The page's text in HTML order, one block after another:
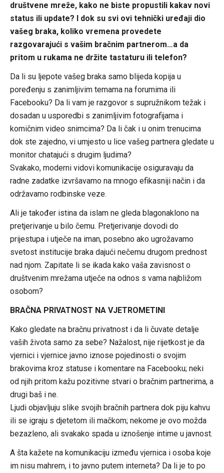
društvene mreže, kako ne biste propustili kakav novi
status ili update? I dok su svi ovi tehnički uređaji dio
vašeg braka, koliko vremena provedete
razgovarajući s vašim bračnim partnerom…a da
pritom u rukama ne držite tastaturu ili telefon?
Da li su ljepote vašeg braka samo blijeda kopija u
poređenju s zanimljivim temama na forumima ili
Facebooku? Da li vam je razgovor s supružnikom težak i
dosadan u usporedbi s zanimljivim fotografijama i
komičnim video snimcima? Da li čak i u onim trenucima
dok ste zajedno, vi umjesto u lice vašeg partnera gledate u
monitor chatajući s drugim ljudima?
Svakako, moderni vidovi komunikacije osiguravaju da
radne zadatke izvršavamo na mnogo efikasniji način i da
održavamo rodbinske veze.
Ali je također istina da islam ne gleda blagonaklono na
pretjerivanje u bilo čemu. Pretjerivanje dovodi do
prijestupa i utječe na iman, posebno ako ugrožavamo
svetost institucije braka dajući nečemu drugom prednost
nad njom. Zapitate li se ikada kako vaša zavisnost o
društvenim mrežama utječe na odnos s vama najbližom
osobom?
BRAČNA PRIVATNOST NA VJETROMETINI
Kako gledate na bračnu privatnost i da li čuvate detalje
vaših života samo za sebe? Nažalost, nije rijetkost je da
vjernici i vjernice javno iznose pojedinosti o svojim
brakovima kroz statuse i komentare na Facebooku; neki
od njih pritom kažu pozitivne stvari o bračnim partnerima, a
drugi baš i ne.
Ljudi objavljuju slike svojih bračnih partnera dok piju kahvu
ili se igraju s djetetom ili mačkom; nekome je ovo možda
bezazleno, ali svakako spada u iznošenje intime u javnost.
A šta kažete na komunikaciju između vjernica i osoba koje
im nisu mahrem, i to javno putem interneta? Da li je to po